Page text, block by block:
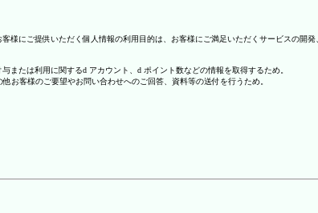
様にご提供いただく個人情報の利用目的は、お客様にご満足いただくサービスの開
または利用に関するd アカウント、d ポイント数などの情報を取得するため。
お客様のご要望やお問い合わせへのご回答、資料等の送付を行うため。